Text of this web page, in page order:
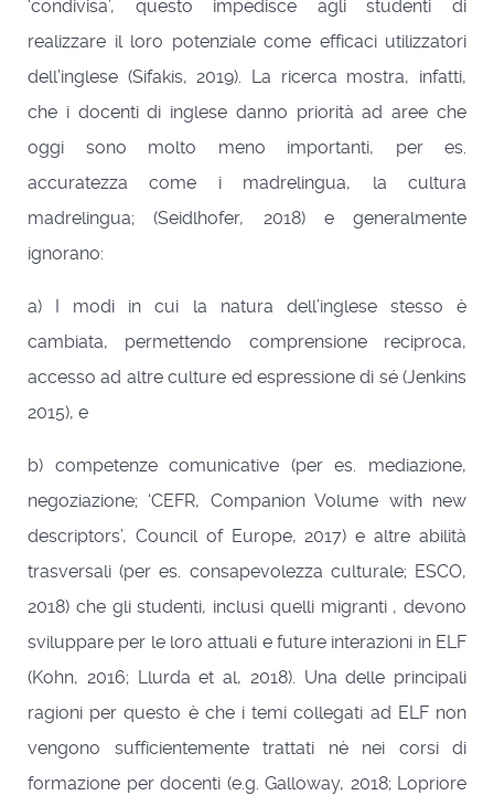
‘condivisa’, questo impedisce agli studenti di
realizzare il loro potenziale come efficaci utilizzatori
dell’inglese (Sifakis, 2019). La ricerca mostra, infatti,
che i docenti di inglese danno priorità ad aree che
oggi sono molto meno importanti, per es.
accuratezza come i madrelingua, la cultura
madrelingua; (Seidlhofer, 2018) e generalmente
ignorano:
a) I modi in cui la natura dell’inglese stesso è
cambiata, permettendo comprensione reciproca,
accesso ad altre culture ed espressione di sé (Jenkins
2015), e
b) competenze comunicative (per es. mediazione,
negoziazione; ‘CEFR, Companion Volume with new
descriptors’, Council of Europe, 2017) e altre abilità
trasversali (per es. consapevolezza culturale; ESCO,
2018) che gli studenti, inclusi quelli migranti , devono
sviluppare per le loro attuali e future interazioni in ELF
(Kohn, 2016; Llurda et al, 2018). Una delle principali
ragioni per questo è che i temi collegati ad ELF non
vengono sufficientemente trattati nè nei corsi di
formazione per docenti (e.g. Galloway, 2018; Lopriore